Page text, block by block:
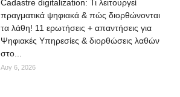
Cadastre digitalization: Τι λειτουργεί
πραγματικά ψηφιακά & πώς διορθώνονται
τα λάθη! 11 ερωτήσεις + απαντήσεις για
Ψηφιακές Υπηρεσίες & διορθώσεις λαθών
στο...
Αυγ 6, 2026